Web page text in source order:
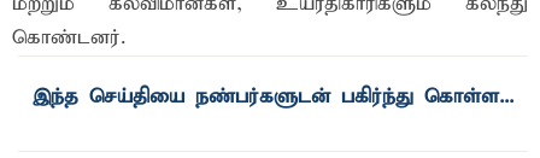
கொண்டனர்.